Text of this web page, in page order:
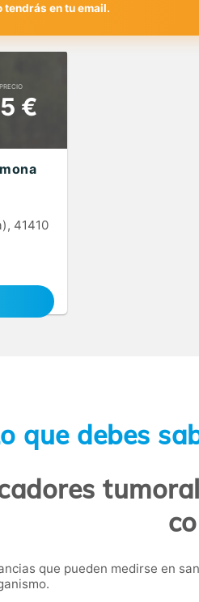
tendrás en tu email.
PRECIO
€
41410
que debes
que pueden medirse en